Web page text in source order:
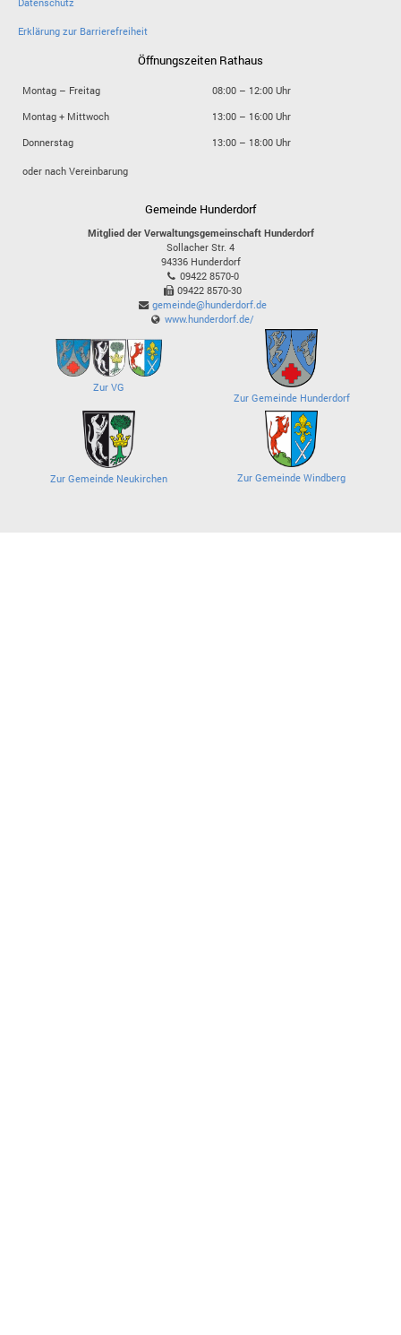
Erklärung zur Barrierefreiheit
Öffnungszeiten Rathaus
Montag – Freitag
08:00 – 12:00 Uhr
Montag + Mittwoch
13:00 – 16:00 Uhr
Donnerstag
13:00 – 18:00 Uhr
oder nach Vereinbarung
Gemeinde Hunderdorf
Mitglied der Verwaltungsgemeinschaft Hunderdorf
Sollacher Str. 4
94336 Hunderdorf
09422 8570-0
09422 8570-30
gemeinde@hunderdorf.de
www.hunderdorf.de/
Zur VG
Zur Gemeinde Hunderdorf
Zur Gemeinde Neukirchen Zur Gemeinde Windberg